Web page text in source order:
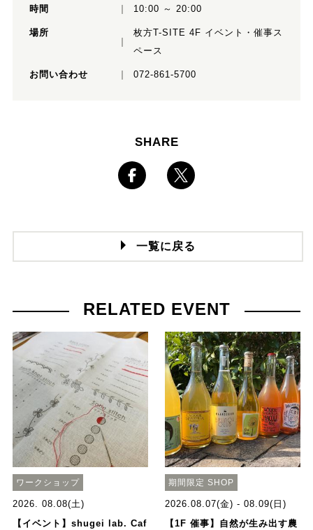
時間 10:00 ～ 20:00
場所
枚方T-SITE 4F イベント・催事ス
ペース
お問い合わせ 072-861-5700
SHARE
一覧に戻る
RELATED EVENT
ワークショップ
2026. 08.08(土)
【イベント】shugei lab. Caf
期間限定 SHOP
2026.08.07(金) - 08.09(日)
【1F 催事】自然が生み出す農